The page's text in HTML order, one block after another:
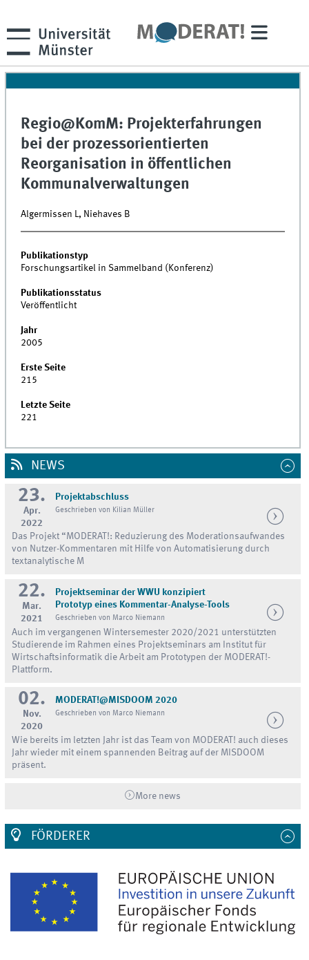
Regio@KomM: Projekterfahrungen
bei der prozessorientierten
Reorganisation in öffentlichen
Kommunalverwaltungen
Algermissen L, Niehaves B
Publikationstyp
Forschungsartikel in Sammelband (Konferenz)
Publikationsstatus
Veröffentlicht
Jahr
2005
Erste Seite
215
Letzte Seite
221
NEWS
23.
Apr.
2022
Projektabschluss
Geschrieben von Kilian Müller
Das Projekt “MODERAT!: Reduzierung des Moderationsaufwandes
von Nutzer-Kommentaren mit Hilfe von Automatisierung durch
textanalytische M
22.
Mar.
2021
Projektseminar der WWU konzipiert
Prototyp eines Kommentar-Analyse-Tools
Geschrieben von Marco Niemann
Auch im vergangenen Wintersemester 2020/2021 unterstützten
Studierende im Rahmen eines Projektseminars am Institut für
Wirtschaftsinformatik die Arbeit am Prototypen der MODERAT!-
Plattform.
02.
Nov.
2020
MODERAT!@MISDOOM 2020
Geschrieben von Marco Niemann
Wie bereits im letzten Jahr ist das Team von MODERAT! auch dieses
Jahr wieder mit einem spannenden Beitrag auf der MISDOOM
präsent.
More news
FÖRDERER